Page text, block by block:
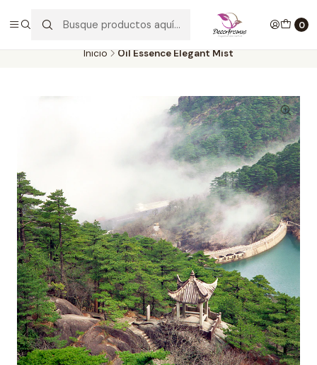
0
Envío GRATIS por compras desde $30.000. SOLO en la provincia de
SANTIAGO. (EXCLUYE CLIENTES MAYORISTAS))
Inicio Oil Essence Elegant Mist